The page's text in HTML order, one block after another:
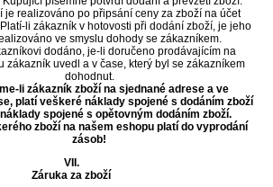
je realizováno po připsání ceny za zboží na účet
li zákazník v hotovosti při dodání zboží, je jeho
ve smyslu dohody se zákazníkem.
dodáno, je-li doručeno prodávajícím na
zákazník uvedl a v čase, který byl se zákazníkem
dohodnut.
li zákazník zboží na sjednané adrese a ve
platí veškeré náklady spojené s dodáním zboží
spojené s opětovným dodáním zboží.
zboží na našem eshopu platí do vyprodání
zásob!
VII.
Záruka za zboží